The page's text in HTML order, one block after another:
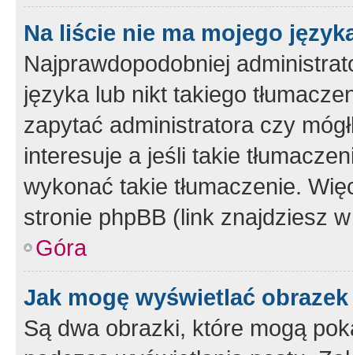
Na liście nie ma mojego
Najprawdopodobniej
języka lub nikt takiego
zapytać administratora czy
interesuje a jeśli takie
wykonać takie tłumaczenie.
stronie phpBB (link znajdziesz
Góra
Jak mogę wyświetlać
Są dwa obrazki, które mogą